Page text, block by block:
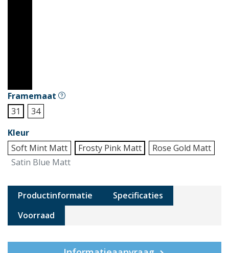
Framemaat
31
34
Kleur
Soft Mint Matt
Frosty Pink Matt
Rose Gold Matt
Satin Blue Matt
Productinformatie
Specificaties
Voorraad